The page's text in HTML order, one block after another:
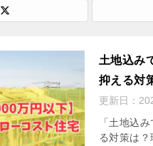
土地込み
抑える対
更新日：
「土地込
る対策は